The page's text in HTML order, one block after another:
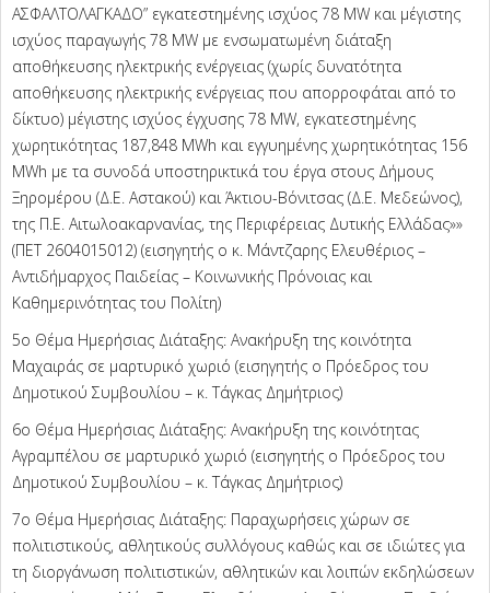
ΑΣΦΑΛΤΟΛΑΓΚΑΔΟ” εγκατεστημένης ισχύος 78 MW και μέγιστης
ισχύος παραγωγής 78 MW με ενσωματωμένη διάταξη
αποθήκευσης ηλεκτρικής ενέργειας (χωρίς δυνατότητα
αποθήκευσης ηλεκτρικής ενέργειας που απορροφάται από το
δίκτυο) μέγιστης ισχύος έγχυσης 78 MW, εγκατεστημένης
χωρητικότητας 187,848 MWh και εγγυημένης χωρητικότητας 156
MWh με τα συνοδά υποστηρικτικά του έργα στους Δήμους
Ξηρομέρου (Δ.Ε. Αστακού) και Άκτιου-Βόνιτσας (Δ.Ε. Μεδεώνος),
της Π.Ε. Αιτωλοακαρνανίας, της Περιφέρειας Δυτικής Ελλάδας»»
(ΠΕΤ 2604015012) (εισηγητής ο κ. Μάντζαρης Ελευθέριος –
Αντιδήμαρχος Παιδείας – Κοινωνικής Πρόνοιας και
Καθημερινότητας του Πολίτη)
5ο Θέμα Ημερήσιας Διάταξης: Ανακήρυξη της κοινότητα
Μαχαιράς σε μαρτυρικό χωριό (εισηγητής ο Πρόεδρος του
Δημοτικού Συμβουλίου – κ. Τάγκας Δημήτριος)
6ο Θέμα Ημερήσιας Διάταξης: Ανακήρυξη της κοινότητας
Αγραμπέλου σε μαρτυρικό χωριό (εισηγητής ο Πρόεδρος του
Δημοτικού Συμβουλίου – κ. Τάγκας Δημήτριος)
7ο Θέμα Ημερήσιας Διάταξης: Παραχωρήσεις χώρων σε
πολιτιστικούς, αθλητικούς συλλόγους καθώς και σε ιδιώτες για
τη διοργάνωση πολιτιστικών, αθλητικών και λοιπών εκδηλώσεων